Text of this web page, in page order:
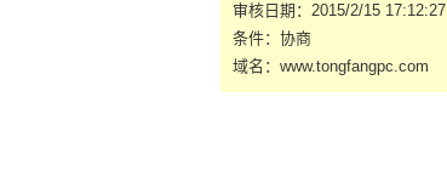
审核日期：2015/2/15 17:12:27
条件：协商
域名：www.tongfangpc.com